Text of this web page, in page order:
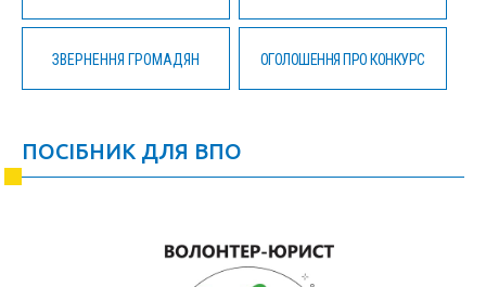
ЗВЕРНЕННЯ ГРОМАДЯН ОГОЛОШЕННЯ ПРО КОНКУРС
ПОСІБНИК ДЛЯ ВПО